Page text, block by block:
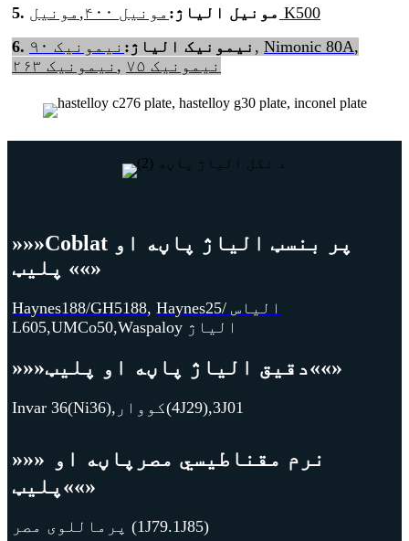
5. مونیل الیاژ: مونیل ۴۰۰ ,
مونیل K500
6. نیمونیک الیاژ: نیمونیک ۹۰ , Nimonic 80A,
نیمونیک ۷۵
, نیمونیک ۲۶۳
»»»Coblat پر بنسټ الیاژ پاڼه او
پلیټ ««»
Haynes188/GH5188, Haynes25/ الیاس
L605,UMCo50, Waspaloy الیاژ
»»»دقیق الیاژ پاڼه او پلیټ««»
Invar 36(Ni36), کووار(4J29),3J01
»»» نرم مقناطیسي مصر پاڼه او
پلیټ ««»
پرماللوی مصر (1J79.1J85)